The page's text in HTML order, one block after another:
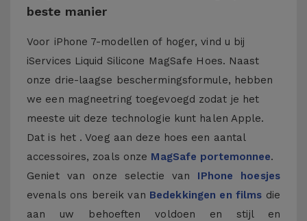
beste manier
Voor iPhone 7-modellen of hoger, vind u bij
iServices Liquid Silicone MagSafe Hoes. Naast
onze drie-laagse beschermingsformule, hebben
we een magneetring toegevoegd zodat je het
meeste uit deze technologie kunt halen Apple.
Dat is het . Voeg aan deze hoes een aantal
accessoires, zoals onze MagSafe portemonnee.
Geniet van onze selectie van IPhone hoesjes
evenals ons bereik van Bedekkingen en films die
aan uw behoeften voldoen en stijl en